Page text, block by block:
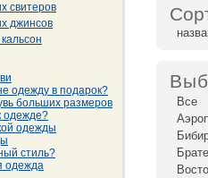
свитеров
джинсов
одежду в подарок?
больших размеров
одежде?
одежды
стиль?
одежда
Все